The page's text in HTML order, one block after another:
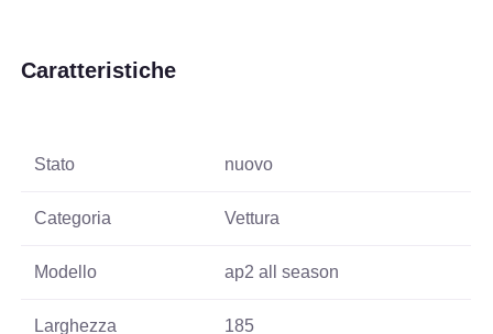
Caratteristiche
Stato nuovo
Categoria Vettura
Modello ap2 all season
Larghezza 185